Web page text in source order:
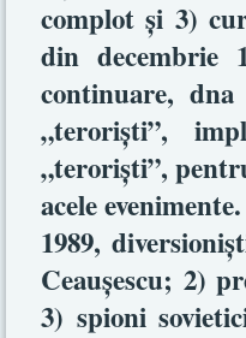
complot şi 3)
din decembrie
continuare,
„terorişti”,
„terorişti”,
acele
1989,
Ceauşescu; 2)
3) spioni